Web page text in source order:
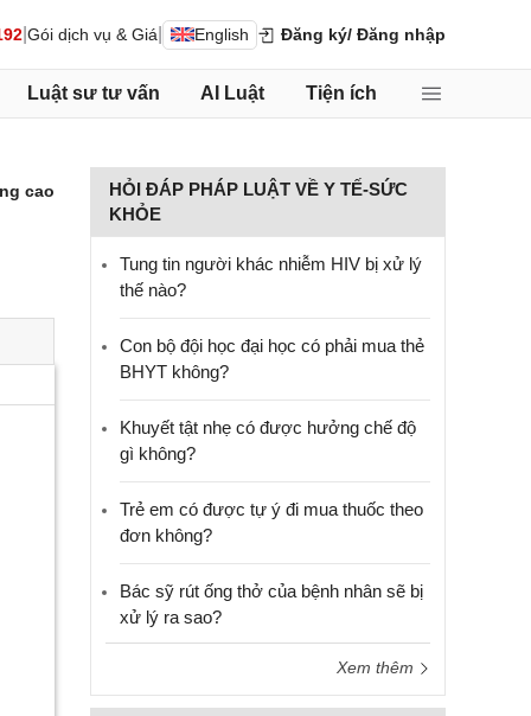
Gói dịch vụ & Giá English Đăng ký/ Đăng nhập
Luật sư tư vấn AI Luật Tiện ích
cao
HỎI ĐÁP PHÁP LUẬT VỀ Y TẾ-SỨC
KHỎE
Tung tin người khác nhiễm HIV bị xử lý
thế nào?
Con bộ đội học đại học có phải mua thẻ
BHYT không?
Khuyết tật nhẹ có được hưởng chế độ
gì không?
Trẻ em có được tự ý đi mua thuốc theo
đơn không?
Bác sỹ rút ống thở của bệnh nhân sẽ bị
xử lý ra sao?
Xem thêm